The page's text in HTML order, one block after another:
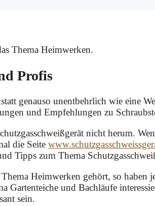
Thema Heimwerken.
Profis
genauso unentbehrlich wie eine
und Empfehlungen zu
nicht herum.
die Seite
Tipps zum Thema
Heimwerken gehört, so haben
Gartenteiche und Bachläufe
sein.